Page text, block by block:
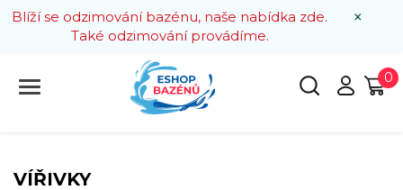
×
Blíží se odzimování bazénu, naše nabídka zde.
Také odzimování provádíme.
0
VÍŘIVKY